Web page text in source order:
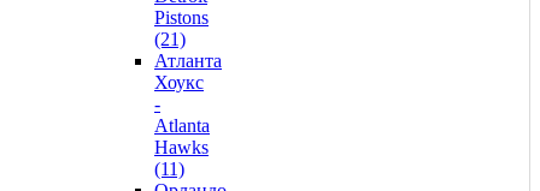
Pistons
(21)
Атланта
Хоукс
-
Atlanta
Hawks
(11)